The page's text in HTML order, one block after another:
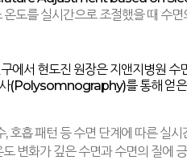
도를 실시간으로 조절했을 때 수
에서 현도진 원장은 지앤지병원 수
(Polysomnography)를 통해 얻
,호흡 패턴 등 수면 단계에 따른 실
변화가 깊은 수면과 수면의 질에